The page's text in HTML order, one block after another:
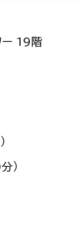
ー 19階
）